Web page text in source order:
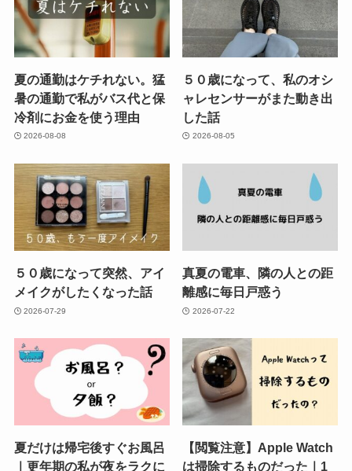
夏の通勤はケチれない。猛
暑の通勤で私がバス代と保
冷剤にお金を使う理由
2026-08-08
５０歳になって、私のオシ
ャレセンサーがまた動き出
した話
2026-08-05
５０歳になって突然、アイ
メイクがしたくなった話
2026-07-29
真夏の電車、隣の人との距
離感に毎日戸惑う
2026-07-22
夏だけは帰宅後すぐお風呂
｜更年期の私が夜をラクに
【閲覧注意】Apple Watch
は掃除するものだった｜1